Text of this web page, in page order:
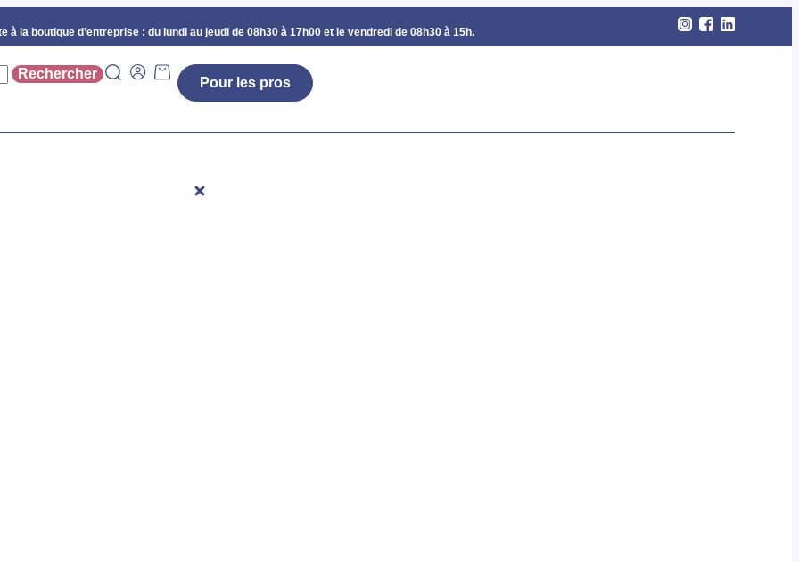
à la boutique d’entreprise : du lundi au jeudi de 08h30 à 17h00 et le vendredi de 08h30 à 15h.
Pour les pros